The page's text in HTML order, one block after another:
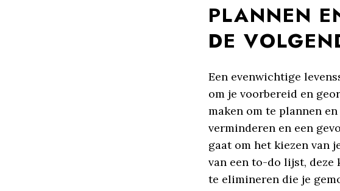
PLANNEN
DE
Een evenwichtige
om je voorbereid en
maken om te plannen
verminderen en een
gaat om het kiezen van
van een to-do lijst,
te elimineren die je